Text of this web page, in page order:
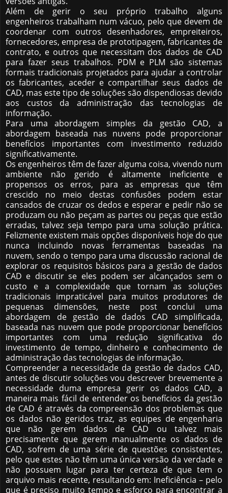
Além de gerir o seu próprio trabalho alguns
engenheiros trabalham num vácuo, pelo que devem de
coordenar com outros desenhadores, empreiteiros,
fornecedores, empresa de prototipagem, fabricantes de
contrato, e outros que necessitam dos dados de CAD
para fazer seus trabalhos. PDM e PLM são sistemas
formais tradicionais projetados para ajudar a controlar
os fabricantes, aceder e compartilhar seus dados de
CAD, mas este tipo de soluções são dispendiosas devido
aos custos da administração das tecnologias de
informação.
Para uma abordagem simples da gestão CAD, a
abordagem baseada nas nuvens pode proporcionar
benefícios importantes com investimento reduzido
significativamente.
Os engenheiros têm de fazer alguma coisa, vivendo num
ambiente não gerido é altamente ineficiente e
propensos os erros, para as empresas que têm
crescido no meio destas confusões podem estar
cansados ​​de cruzar os dedos e esperar e pedir não se
produzam ou não peçam as partes ou peças que estão
erradas, talvez seja tempo para uma solução prática.
Felizmente existem mais opções disponíveis hoje do que
nunca incluindo novas ferramentas baseadas na
nuvem, sendo o tempo para uma discussão racional de
explorar os requisitos básicos para a gestão de dados
CAD e discutir se eles podem ser alcançados sem o
custo e a complexidade que tornam as soluções
tradicionais impraticável para muitos produtores de
pequenas dimensões, neste post conclui uma
abordagem de gestão de dados CAD simplificada,
baseada nas nuvem que pode proporcionar benefícios
importantes com uma redução significativa do
investimento de tempo, dinheiro e conhecimento de
administração das tecnologias de informação.
Compreender a necessidade da gestão de dados CAD,
antes de discutir soluções vou descrever brevemente a
necessidade duma empresa gerir os dados CAD, a
maneira mais fácil de entender os benefícios da gestão
de CAD é através da compreensão dos problemas que
os dados não geridos traz, as equipes de engenharia
que não gerem dados de CAD ou talvez mais
precisamente que gerem manualmente os dados de
CAD, sofrem de uma série de questões consistentes,
pelo que estes não têm uma única versão da verdade e
não possuem lugar para ter certeza de que tem o
arquivo mais recente, resultando em: Ineficiência – pelo
que é preciso muito tempo e esforço para encontrar a